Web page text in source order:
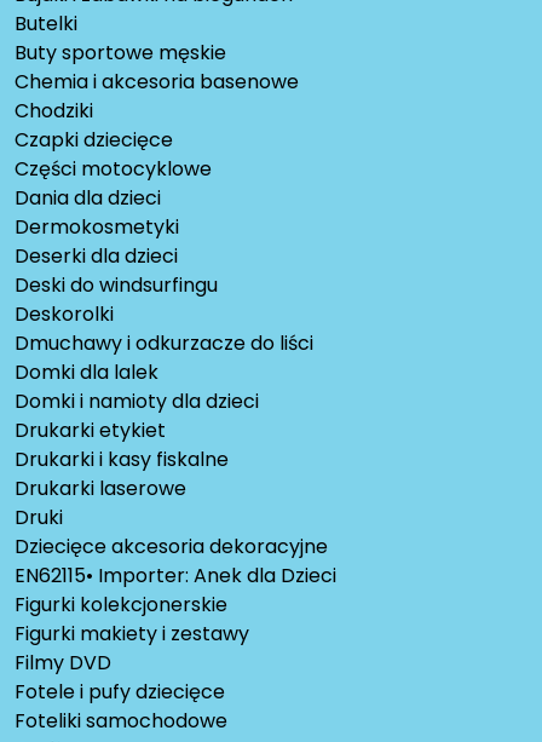
Butelki
Buty sportowe męskie
Chemia i akcesoria basenowe
Chodziki
Czapki dziecięce
Części motocyklowe
Dania dla dzieci
Dermokosmetyki
Deserki dla dzieci
Deski do windsurfingu
Deskorolki
Dmuchawy i odkurzacze do liści
Domki dla lalek
Domki i namioty dla dzieci
Drukarki etykiet
Drukarki i kasy fiskalne
Drukarki laserowe
Druki
Dziecięce akcesoria dekoracyjne
EN62115• Importer: Anek dla Dzieci
Figurki kolekcjonerskie
Figurki makiety i zestawy
Filmy DVD
Fotele i pufy dziecięce
Foteliki samochodowe